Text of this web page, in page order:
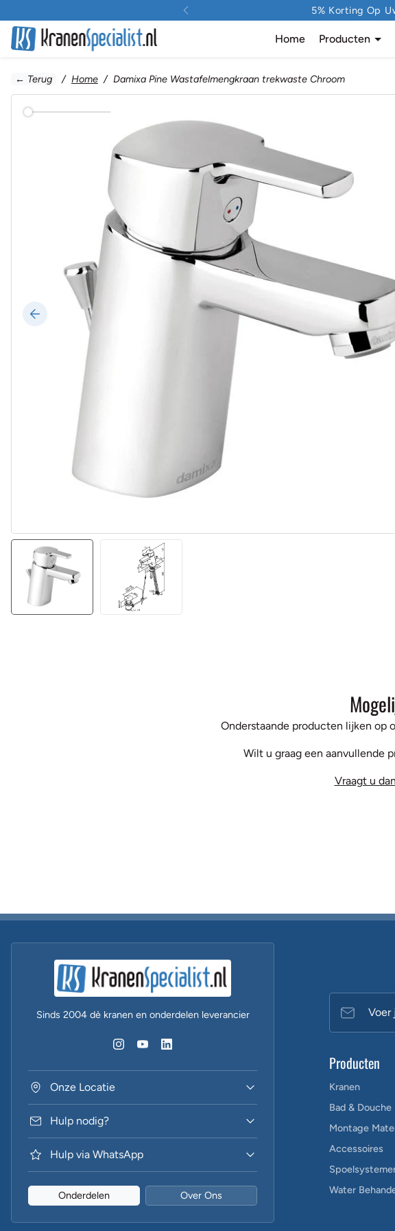
5% Korting Op
Home Producten
← Terug Home Damixa Pine Wastafelmengkraan trekwaste Chroom
Onderstaande producten lijken op
Wilt u graag een aanvullende
Vraagt u
Sinds 2004 dè kranen en onderdelen leverancier
Onze Locatie
Hulp nodig?
Hulp via WhatsApp
Onderdelen Over Ons
Voer
Producten
Kranen
Bad & Douche
Montage
Accessoires
Water